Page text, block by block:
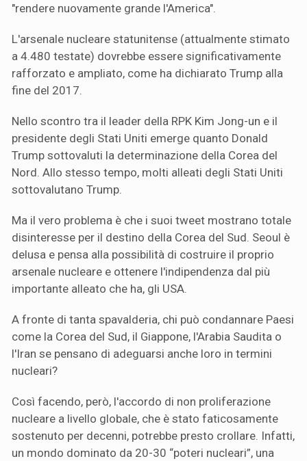
"rendere nuovamente grande l'America".
L'arsenale nucleare statunitense (attualmente stimato
a 4.480 testate) dovrebbe essere significativamente
rafforzato e ampliato, come ha dichiarato Trump alla
fine del 2017.
Nello scontro tra il leader della RPK Kim Jong-un e il
presidente degli Stati Uniti emerge quanto Donald
Trump sottovaluti la determinazione della Corea del
Nord. Allo stesso tempo, molti alleati degli Stati Uniti
sottovalutano Trump.
Ma il vero problema è che i suoi tweet mostrano totale
disinteresse per il destino della Corea del Sud. Seoul è
delusa e pensa alla possibilità di costruire il proprio
arsenale nucleare e ottenere l'indipendenza dal più
importante alleato che ha, gli USA.
A fronte di tanta spavalderia, chi può condannare Paesi
come la Corea del Sud, il Giappone, l'Arabia Saudita o
l'Iran se pensano di adeguarsi anche loro in termini
nucleari?
Così facendo, però, l'accordo di non proliferazione
nucleare a livello globale, che è stato faticosamente
sostenuto per decenni, potrebbe presto crollare. Infatti,
un mondo dominato da 20-30 “poteri nucleari”, una